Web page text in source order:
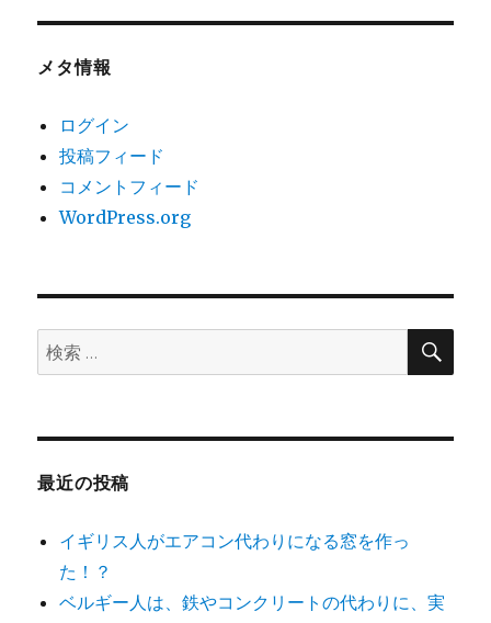
メタ情報
ログイン
投稿フィード
コメントフィード
WordPress.org
検
索:
検
最近の投稿
イギリス人がエアコン代わりになる窓を作っ
た！？
ベルギー人は、鉄やコンクリートの代わりに、実